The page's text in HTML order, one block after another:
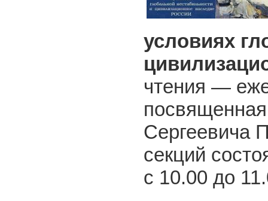
условиях
чтения —
Сергеевича
секций
с 10.00 до